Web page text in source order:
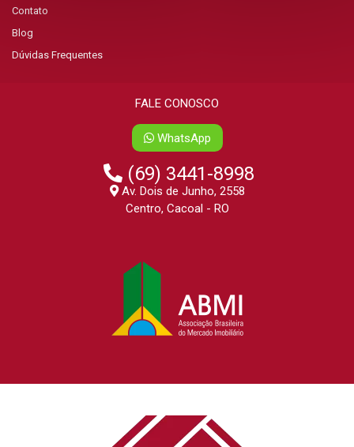
Contato
Blog
Dúvidas Frequentes
FALE CONOSCO
WhatsApp
(69) 3441-8998
Av. Dois de Junho, 2558
Centro, Cacoal - RO